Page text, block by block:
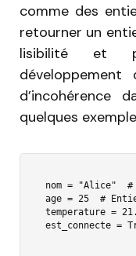
comme des
retourner un
lisibilité et
développement
d’incohérence
quelques
nom = "Alice"  #
age = 25  #
temperature =
est_connecte =